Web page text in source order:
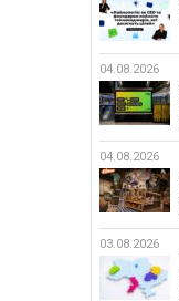
04.08.2026
04.08.2026
03.08.2026